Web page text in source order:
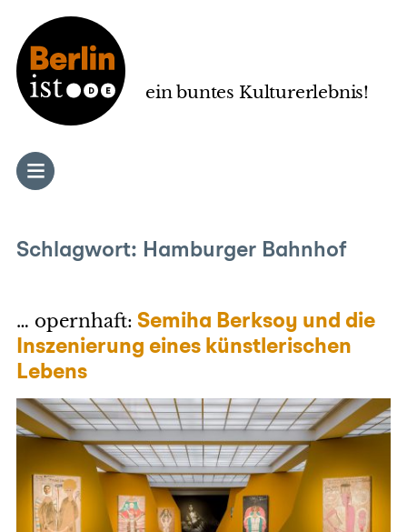
ein buntes Kulturerlebnis!
Schlagwort: Hamburger Bahnhof
… opernhaft: Semiha Berksoy und die
Inszenierung eines künstlerischen
Lebens